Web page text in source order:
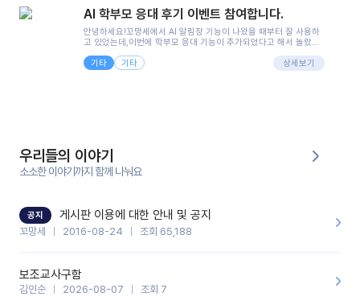
으셔서 고민이 됐는데ai 학부모 응대를 써볼 수 있어서 좋았어요!앞
면..)그리고 제가 신입 때 이게 있었더라면 ㅜㅜㅜㅜ?응대 팁이 정말
좋은거 같아요지금은 그래도 아이들이 잘 이해 되지만초임 때는 정
말 어려워서 항상다른 선생님들께 도움을 요청했었거든요..ㅠ*일지
쓸 때도 좀 도움이 되는 거 같아요!
AI 학부모 응대 후기 이벤트 참여합니다.
안녕하세요!꼬망세에서 AI 알림장 기능이 나왔을 때부터 잘 사용하
고 있었는데,이번에 학부모 응대 기능이 추가되었다고 해서 놀랐습
님 응대에 더 많은 부담을 느끼고 있습니다 ㅠㅠ이번에 제가 원에서
겪은 일과 학부모님께 전달드렸던 내용을 함께 보시고,저와 비슷한
을 많이 하는데,꼬망봇 덕분에 고민하는 시간을 줄이고 학부모님을
안심시킬 수 있었습니다.이 부분은 꼬망봇이 추가로 알려준 응대 tip
입니다.학부모님께 전화를 드리기 전에, 내용을 숙지하여 좀 더 전문
성 있는 교사가 되어 대화를 나눌 수 있었습니다.꼬망세 AI학부모 응
기능을 개발해 주셔서 감사합니다.
기타 기타 상세보기
우리들의 이야기
소소한 이야기까지 함께 나눠요
공지 게시판 이용에 대한 안내 및 공지
꼬망세 2016-08-24 조회 65,188
보조교사구함
김인순 2026-08-07 조회 7